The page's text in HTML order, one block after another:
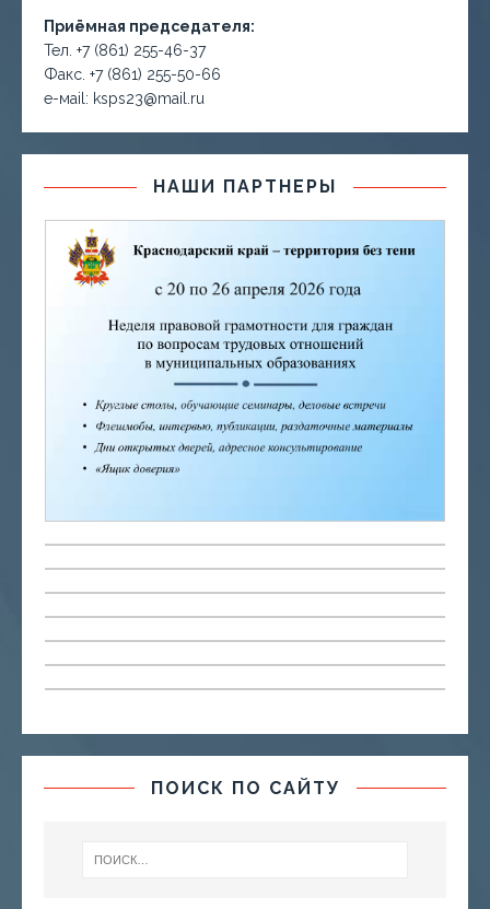
Приёмная председателя:
Тел. +7 (861) 255-46-37
Факс. +7 (861) 255-50-66
е-маil: ksps23@mail.ru
НАШИ ПАРТНЕРЫ
ПОИСК ПО САЙТУ